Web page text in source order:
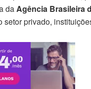
da Agência Brasileira
setor privado,